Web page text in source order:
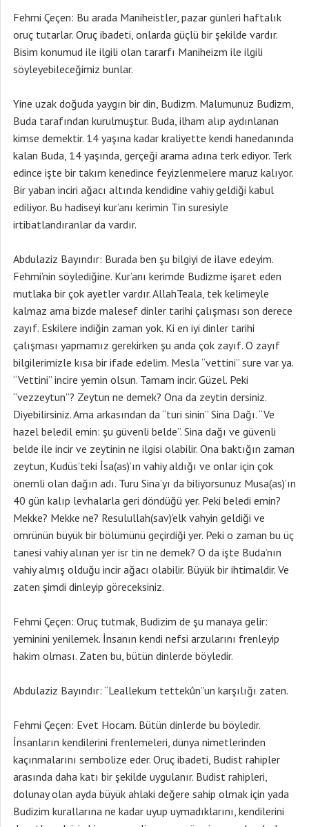
Fehmi Çeçen: Bu arada Maniheistler, pazar günleri haftalık
oruç tutarlar. Oruç ibadeti, onlarda güçlü bir şekilde vardır.
Bisim konumud ile ilgili olan tararfı Maniheizm ile ilgili
söyleyebileceğimiz bunlar.
Yine uzak doğuda yaygın bir din, Budizm. Malumunuz Budizm,
Buda tarafından kurulmuştur. Buda, ilham alıp aydınlanan
kimse demektir. 14 yaşına kadar kraliyette kendi hanedanında
kalan Buda, 14 yaşında, gerçeği arama adına terk ediyor. Terk
edince işte bir takım kenedince feyizlenmelere maruz kalıyor.
Bir yaban inciri ağacı altında kendidine vahiy geldiği kabul
ediliyor. Bu hadiseyi kur’anı kerimin Tin suresiyle
irtibatlandıranlar da vardır.
Abdulaziz Bayındır: Burada ben şu bilgiyi de ilave edeyim.
Fehmi’nin söylediğine. Kur’anı kerimde Budizme işaret eden
mutlaka bir çok ayetler vardır. AllahTeala, tek kelimeyle
kalmaz ama bizde malesef dinler tarihi çalışması son derece
zayıf. Eskilere indiğin zaman yok. Ki en iyi dinler tarihi
çalışması yapmamız gerekirken şu anda çok zayıf. O zayıf
bilgilerimizle kısa bir ifade edelim. Mesla “vettini” sure var ya.
“Vettini” incire yemin olsun. Tamam incir. Güzel. Peki
“vezzeytun”? Zeytun ne demek? Ona da zeytin dersiniz.
Diyebilirsiniz. Ama arkasından da “turi sinin” Sina Dağı. “Ve
hazel beledil emin: şu güvenli belde”. Sina dağı ve güvenli
belde ile incir ve zeytinin ne ilgisi olabilir. Ona baktığın zaman
zeytun, Kudüs’teki İsa(as)’ın vahiy aldığı ve onlar için çok
önemli olan dağın adı. Turu Sina’yı da biliyorsunuz Musa(as)’ın
40 gün kalıp levhalarla geri döndüğü yer. Peki beledi emin?
Mekke? Mekke ne? Resulullah(sav)’elk vahyin geldiği ve
ömrünün büyük bir bölümünü geçirdiği yer. Peki o zaman bu üç
tanesi vahiy alınan yer isr tin ne demek? O da işte Buda’nın
vahiy almış olduğu incir ağacı olabilir. Büyük bir ihtimaldir. Ve
zaten şimdi dinleyip göreceksiniz.
Fehmi Çeçen: Oruç tutmak, Budizim de şu manaya gelir:
yeminini yenilemek. İnsanın kendi nefsi arzularını frenleyip
hakim olması. Zaten bu, bütün dinlerde böyledir.
Abdulaziz Bayındır: “Leallekum tettekûn”un karşılığı zaten.
Fehmi Çeçen: Evet Hocam. Bütün dinlerde bu böyledir.
İnsanların kendilerini frenlemeleri, dünya nimetlerinden
kaçınmalarını sembolize eder. Oruç ibadeti, Budist rahipler
arasında daha katı bir şekilde uygulanır. Budist rahipleri,
dolunay olan ayda büyük ahlaki değere sahip olmak için yada
Budizim kurallarına ne kadar uyup uymadıklarını, kendilerini